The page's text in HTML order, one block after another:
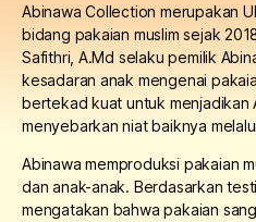
Abinawa Collection merupakan
bidang pakaian muslim sejak
Safithri, A.Md selaku pemilik
kesadaran anak mengenai
bertekad kuat untuk menjadikan
menyebarkan niat baiknya
Abinawa memproduksi pakaian
dan anak-anak. Berdasarkan
mengatakan bahwa pakaian